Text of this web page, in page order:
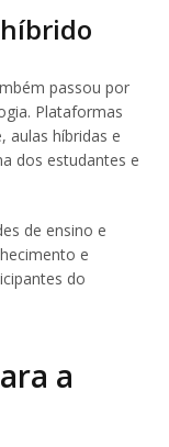
passou por
Plataformas
aulas híbridas e
dos estudantes e
de ensino e
e
do
a